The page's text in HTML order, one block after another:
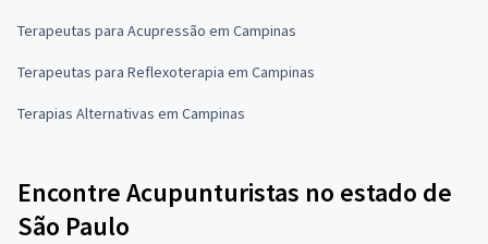
Terapeutas para Acupressão em Campinas
Terapeutas para Reflexoterapia em Campinas
Terapias Alternativas em Campinas
Encontre Acupunturistas no estado de
São Paulo